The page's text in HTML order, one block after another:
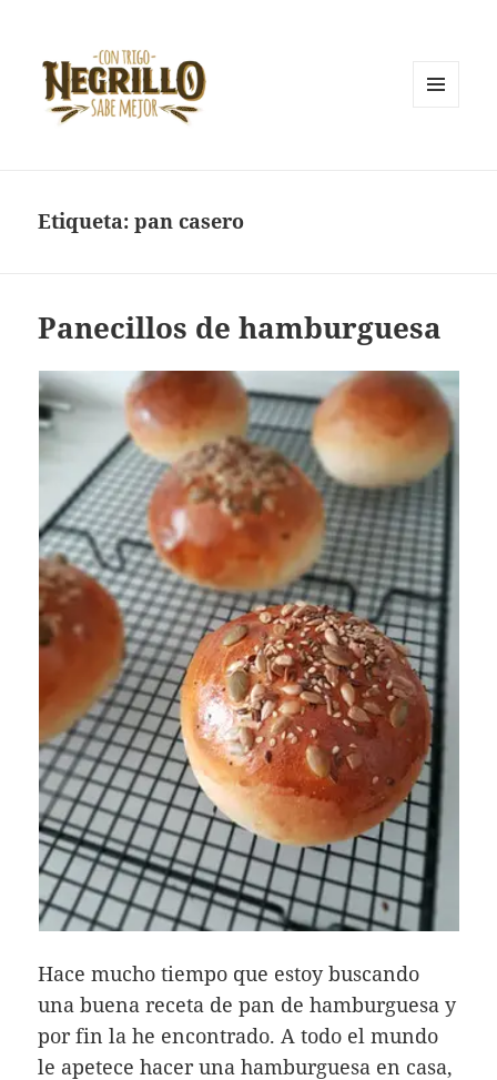
Etiqueta:pan casero
Panecillos de hamburguesa
Hace mucho tiempo que estoy buscando
una buena receta de pan de hamburguesa y
por fin la he encontrado. A todo el mundo
le apetece hacer una hamburguesa en casa,